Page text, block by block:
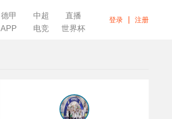
德甲 中超
直播
APP 电竞 世界杯
登录 注册